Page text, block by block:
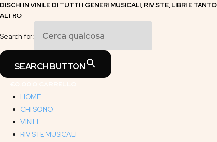
Vai
contenuto
DISCHI IN VINILE DI TUTTI I GENERI MUSICALI, RIVISTE, LIBRI E TANTO
ALTRO
Search for:
SEARCH BUTTON
HOME
CHI SONO
VINILI
RIVISTE MUSICALI